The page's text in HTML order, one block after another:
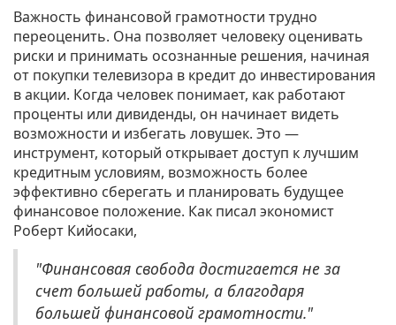
Важность финансовой грамотности трудно
переоценить. Она позволяет человеку оценивать
риски и принимать осознанные решения, начиная
от покупки телевизора в кредит до инвестирования
в акции. Когда человек понимает, как работают
проценты или дивиденды, он начинает видеть
возможности и избегать ловушек. Это —
инструмент, который открывает доступ к лучшим
кредитным условиям, возможность более
эффективно сберегать и планировать будущее
финансовое положение. Как писал экономист
Роберт Кийосаки,
"Финансовая свобода достигается не за
счет большей работы, а благодаря
большей финансовой грамотности."